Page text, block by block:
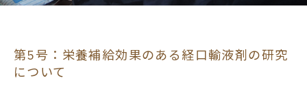
第5号：栄養補給効果のある経口輸液剤の研究
について